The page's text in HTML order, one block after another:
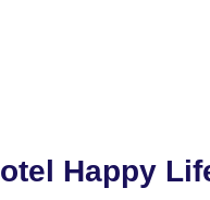
Happy